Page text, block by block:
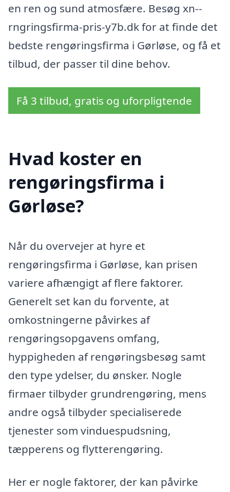
en ren og sund atmosfære. Besøg xn--
rngringsfirma-pris-y7b.dk for at finde det
bedste rengøringsfirma i Gørløse, og få et
tilbud, der passer til dine behov.
Få 3 tilbud, gratis og uforpligtende
Hvad koster en
rengøringsfirma i
Gørløse?
Når du overvejer at hyre et
rengøringsfirma i Gørløse, kan prisen
variere afhængigt af flere faktorer.
Generelt set kan du forvente, at
omkostningerne påvirkes af
rengøringsopgavens omfang,
hyppigheden af rengøringsbesøg samt
den type ydelser, du ønsker. Nogle
firmaer tilbyder grundrengøring, mens
andre også tilbyder specialiserede
tjenester som vinduespudsning,
tæpperens og flytterengøring.
Her er nogle faktorer, der kan påvirke